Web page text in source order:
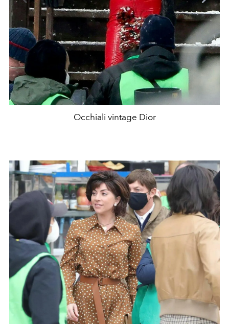
Occhiali vintage Dior